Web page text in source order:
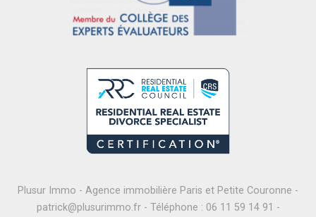
Plusur Immo - Agence immobilière Paris et Petite Couronne -
patrick@plusurimmo.fr- Téléphone : 06 11 59 14 91 -